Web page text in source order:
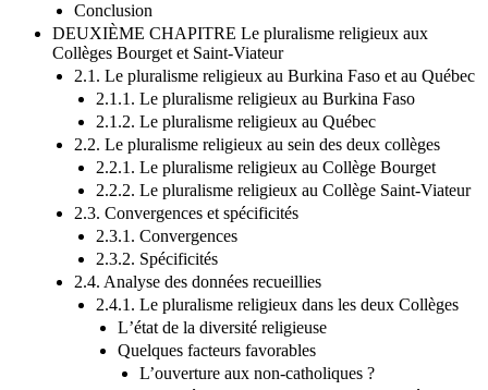
Rigaud
Conclusion
DEUXIÈME CHAPITRE Le pluralisme religieux aux
Collèges Bourget et Saint-Viateur
2.1. Le pluralisme religieux au Burkina Faso et au Québec
2.1.1. Le pluralisme religieux au Burkina Faso
2.1.2. Le pluralisme religieux au Québec
2.2. Le pluralisme religieux au sein des deux collèges
2.2.1. Le pluralisme religieux au Collège Bourget
2.2.2. Le pluralisme religieux au Collège Saint-Viateur
2.3. Convergences et spécificités
2.3.1. Convergences
2.3.2. Spécificités
2.4. Analyse des données recueillies
2.4.1. Le pluralisme religieux dans les deux Collèges
Lʼétat de la diversité religieuse
Quelques facteurs favorables